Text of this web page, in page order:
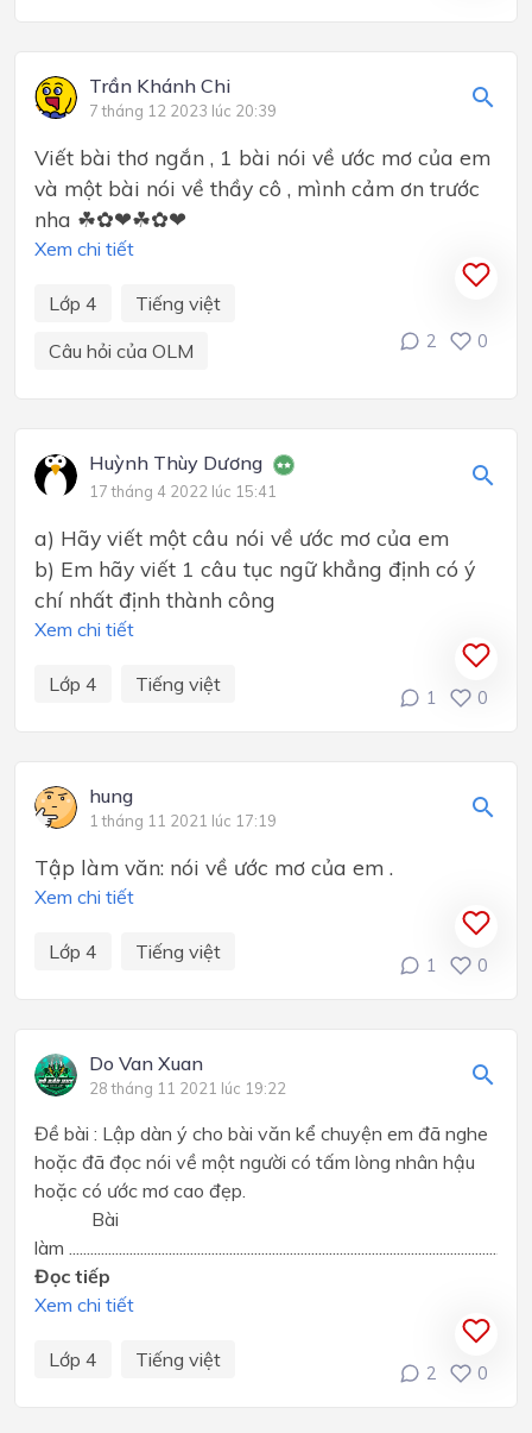
Trần Khánh Chi
7 tháng 12 2023 lúc 20:39
Viết bài thơ ngắn , 1 bài nói về ước mơ của em
và một bài nói về thầy cô , mình cảm ơn trước
nha ☘✿❤☘✿❤
Xem chi tiết
Lớp 4
Tiếng việt
Câu hỏi của OLM
2 0
Huỳnh Thùy Dương
17 tháng 4 2022 lúc 15:41
a) Hãy viết một câu nói về ước mơ của em
b) Em hãy viết 1 câu tục ngữ khẳng định có ý
chí nhất định thành công
Xem chi tiết
Lớp 4 Tiếng việt
1 0
hung
1 tháng 11 2021 lúc 17:19
Tập làm văn: nói về ước mơ của em .
Xem chi tiết
Lớp 4 Tiếng việt
1 0
Do Van Xuan
28 tháng 11 2021 lúc 19:22
Đề bài : Lập dàn ý cho bài văn kể chuyện em đã nghe
hoặc đã đọc nói về một người có tấm lòng nhân hậu
hoặc có ước mơ cao đẹp.
Bài
làm ...........................................................................................................................
Đọc tiếp
Xem chi tiết
Lớp 4 Tiếng việt
2 0